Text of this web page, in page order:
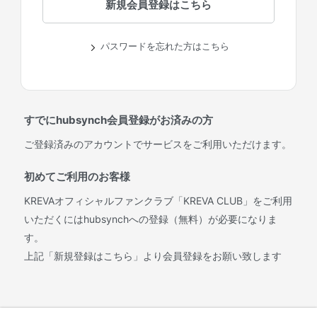
パスワードを忘れた方はこちら
すでにhubsynch会員登録がお済みの方
ご登録済みのアカウントでサービスをご利用いただけます。
初めてご利用のお客様
KREVAオフィシャルファンクラブ「KREVA CLUB」をご利用
いただくにはhubsynchへの登録（無料）が必要になりま
す。
上記「新規登録はこちら」より会員登録をお願い致します